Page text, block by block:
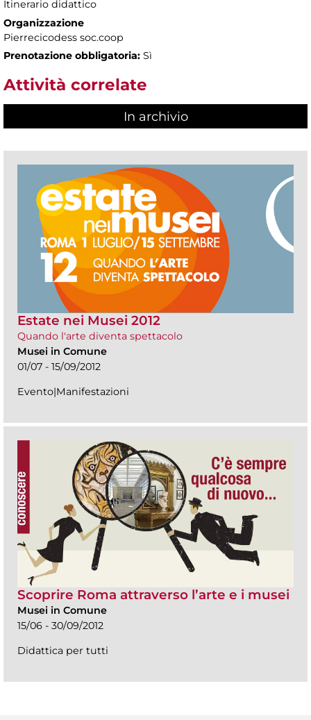
Itinerario didattico
Organizzazione
Pierrecicodess soc.coop
Prenotazione obbligatoria: Sì
Attività correlate
In archivio
Estate nei Musei 2012
Quando l'arte diventa spettacolo
Musei in Comune
01/07 - 15/09/2012
Evento|Manifestazioni
Scoprire Roma attraverso l’arte e i musei
Musei in Comune
15/06 - 30/09/2012
Didattica per tutti